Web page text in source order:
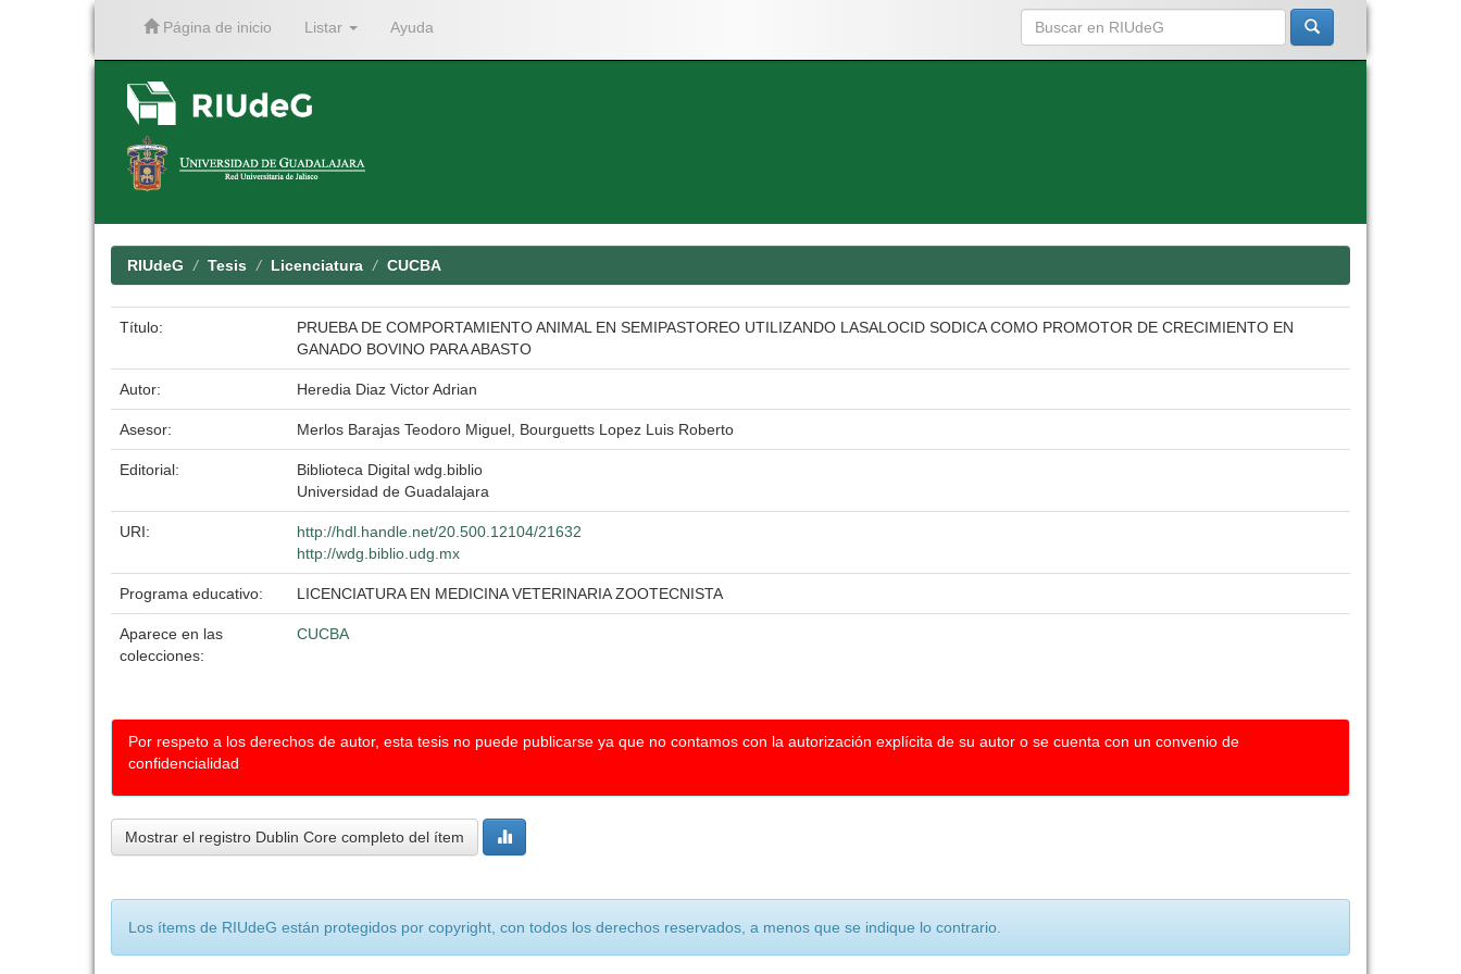
Página de inicio Listar Ayuda
RIUdeG Tesis Licenciatura CUCBA
Título:
PRUEBA DE COMPORTAMIENTO ANIMAL EN SEMIPASTOREO UTILIZANDO LASALOCID SODICA COMO PROMOTOR DE CRECIMIENTO EN
GANADO BOVINO PARA ABASTO
Autor: Heredia Diaz Victor Adrian
Asesor: Merlos Barajas Teodoro Miguel, Bourguetts Lopez Luis Roberto
Editorial:
Biblioteca Digital wdg.biblio
Universidad de Guadalajara
URI:
http://hdl.handle.net/20.500.12104/21632
http://wdg.biblio.udg.mx
Programa educativo: LICENCIATURA EN MEDICINA VETERINARIA ZOOTECNISTA
Aparece en las
colecciones:
CUCBA
Por respeto a los derechos de autor, esta tesis no puede publicarse ya que no contamos con la autorización explícita de su autor o se cuenta con un convenio de
confidencialidad
Mostrar el registro Dublin Core completo del ítem
Los ítems de RIUdeG están protegidos por copyright, con todos los derechos reservados, a menos que se indique lo contrario.